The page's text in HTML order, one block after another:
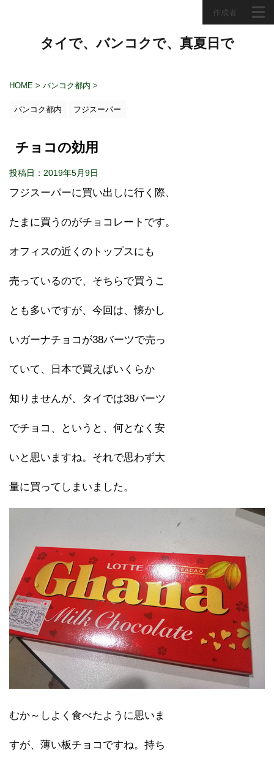
作成者
タイで、バンコクで、真夏日で
HOME > バンコク都内 >
バンコク都内 フジスーパー
チョコの効用
投稿日：2019年5月9日
フジスーパーに買い出しに行く際、
たまに買うのがチョコレートです。
オフィスの近くのトップスにも
売っているので、そちらで買うこ
とも多いですが、今回は、懐かし
いガーナチョコが38バーツで売っ
ていて、日本で買えばいくらか
知りませんが、タイでは38バーツ
でチョコ、というと、何となく安
いと思いますね。それで思わず大
量に買ってしまいました。
むか～しよく食べたように思いま
すが、薄い板チョコですね。持ち